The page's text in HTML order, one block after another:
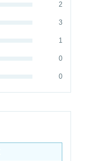
2
3
1
0
0